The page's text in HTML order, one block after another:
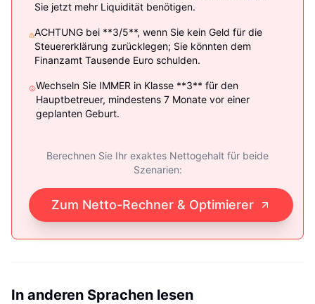
Sie jetzt mehr Liquidität benötigen.
ACHTUNG bei **3/5**, wenn Sie kein Geld für die
Steuererklärung zurücklegen; Sie könnten dem
Finanzamt Tausende Euro schulden.
Wechseln Sie IMMER in Klasse **3** für den
Hauptbetreuer, mindestens 7 Monate vor einer
geplanten Geburt.
Berechnen Sie Ihr exaktes Nettogehalt für beide
Szenarien:
Zum Netto-Rechner & Optimierer
In anderen Sprachen lesen